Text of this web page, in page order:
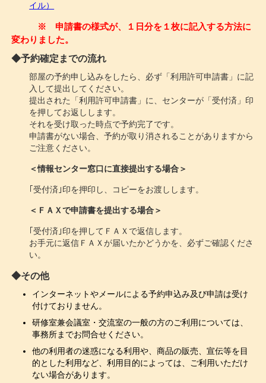
イル）
※ 申請書の様式が、１日分を１枚に記入する方法に
変わりました。
◆予約確定までの流れ
部屋の予約申し込みをしたら、必ず「利用許可申請書」に記
入して提出してください。
提出された「利用許可申請書」に、センターが「受付済」印
を押してお返しします。
それを受け取った時点で予約完了です。
申請書がない場合、予約が取り消されることがありますから
ご注意ください。
＜情報センター窓口に直接提出する場合＞
｢受付済｣印を押印し、コピーをお渡しします。
＜ＦＡＸで申請書を提出する場合＞
｢受付済｣印を押してＦＡＸで返信します。
お手元に返信ＦＡＸが届いたかどうかを、必ずご確認くださ
い。
◆その他
インターネットやメールによる予約申込み及び申請は受け
付けておりません。
研修室兼会議室・交流室の一般の方のご利用については、
事務所までお問合せください。
他の利用者の迷惑になる利用や、商品の販売、宣伝等を目
的とした利用など、利用目的によっては、ご利用いただけ
ない場合があります。